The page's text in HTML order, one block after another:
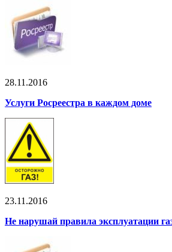
28.11.2016
Услуги Росреестра в каждом доме
23.11.2016
Не нарушай правила эксплуатации